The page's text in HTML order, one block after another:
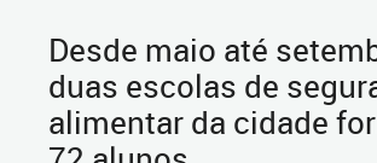
Desde maio até
duas escolas de
alimentar da cidade